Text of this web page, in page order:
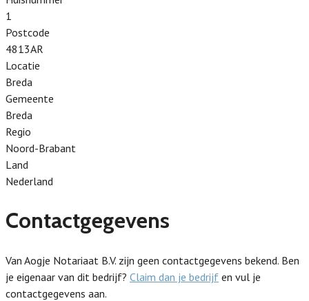
1
Postcode
4813AR
Locatie
Breda
Gemeente
Breda
Regio
Noord-Brabant
Land
Nederland
Contactgegevens
Van Aogje Notariaat B.V. zijn geen contactgegevens bekend. Ben
je eigenaar van dit bedrijf? Claim dan je bedrijf en vul je
contactgegevens aan.